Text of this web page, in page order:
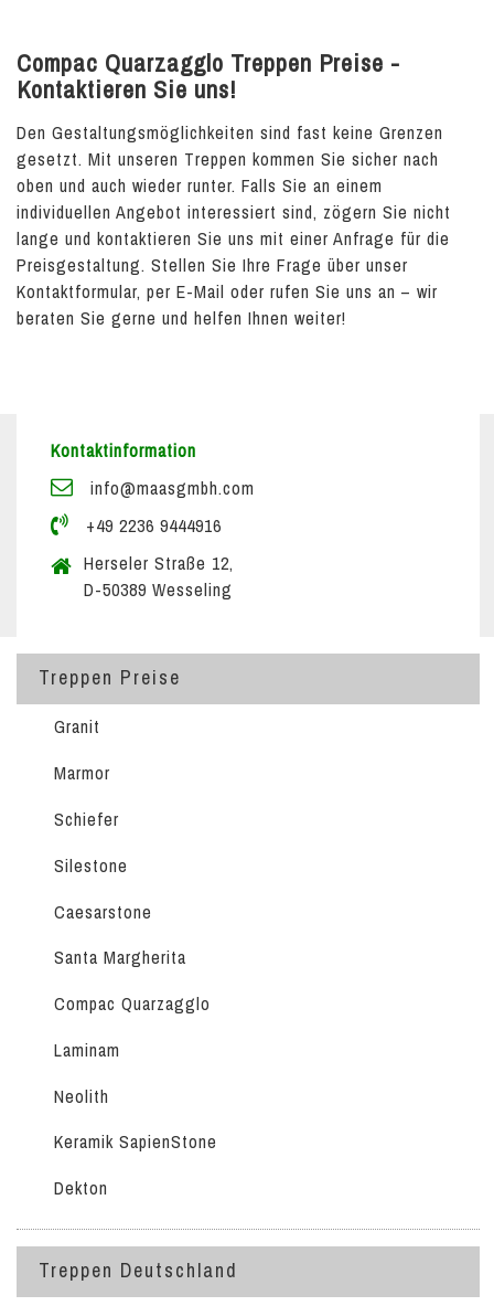
Compac Quarzagglo Treppen Preise -
Kontaktieren Sie uns!
Den Gestaltungsmöglichkeiten sind fast keine Grenzen
gesetzt. Mit unseren Treppen kommen Sie sicher nach
oben und auch wieder runter. Falls Sie an einem
individuellen Angebot interessiert sind, zögern Sie nicht
lange und kontaktieren Sie uns mit einer Anfrage für die
Preisgestaltung. Stellen Sie Ihre Frage über unser
Kontaktformular, per E-Mail oder rufen Sie uns an – wir
beraten Sie gerne und helfen Ihnen weiter!
Kontaktinformation
info@maasgmbh.com
+49 2236 9444916
Herseler Straße 12,
D-50389 Wesseling
Treppen Preise
Granit
Marmor
Schiefer
Silestone
Caesarstone
Santa Margherita
Compac Quarzagglo
Laminam
Neolith
Keramik SapienStone
Dekton
Treppen Deutschland